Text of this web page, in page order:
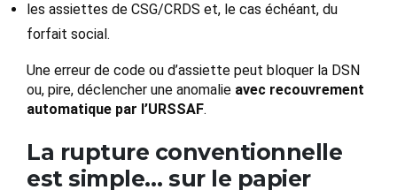
les assiettes de CSG/CRDS et, le cas échéant, du
forfait social.
Une erreur de code ou d’assiette peut bloquer la DSN
ou, pire, déclencher une anomalie avec recouvrement
automatique par l’URSSAF.
La rupture conventionnelle
est simple… sur le papier